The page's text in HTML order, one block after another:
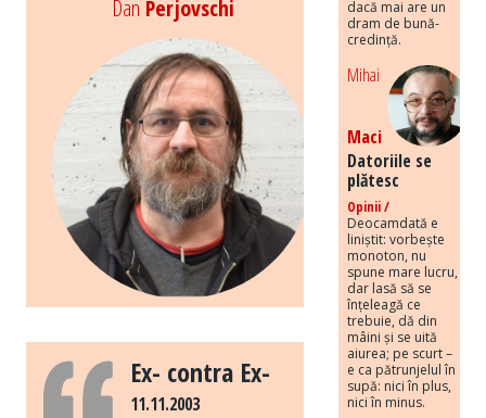
Dan Perjovschi
Ex- contra Ex-
11.11.2003
dacă mai are un
dram de bună-
credință.
Mihai
Maci
Datoriile se
plătesc
Opinii /
Deocamdată e
liniștit: vorbește
monoton, nu
spune mare lucru,
dar lasă să se
înțeleagă ce
trebuie, dă din
mâini și se uită
aiurea; pe scurt –
e ca pătrunjelul în
supă: nici în plus,
nici în minus.